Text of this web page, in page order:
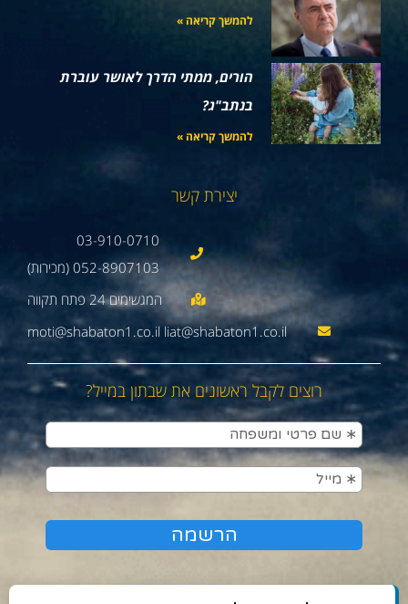
להמשך קריאה »
הורים, ממתי הדרך לאושר עוברת
בנתב"ג?
להמשך קריאה »
יצירת קשר
03-910-0710
052-8907103 (מכירות)
moti@shabaton1.co.il liat@shabaton1.co.il
רוצים לקבל ראשונים את שבתון במייל?